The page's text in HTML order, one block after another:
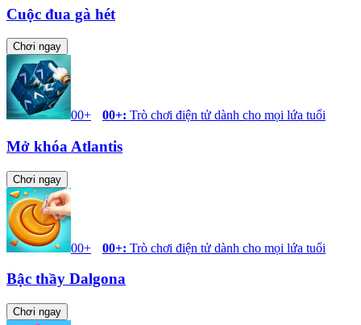
Cuộc đua gà hét
Chơi ngay
00+ 00+: Trò chơi điện tử dành cho mọi lứa tuổi
Mở khóa Atlantis
Chơi ngay
00+ 00+: Trò chơi điện tử dành cho mọi lứa tuổi
Bậc thầy Dalgona
Chơi ngay